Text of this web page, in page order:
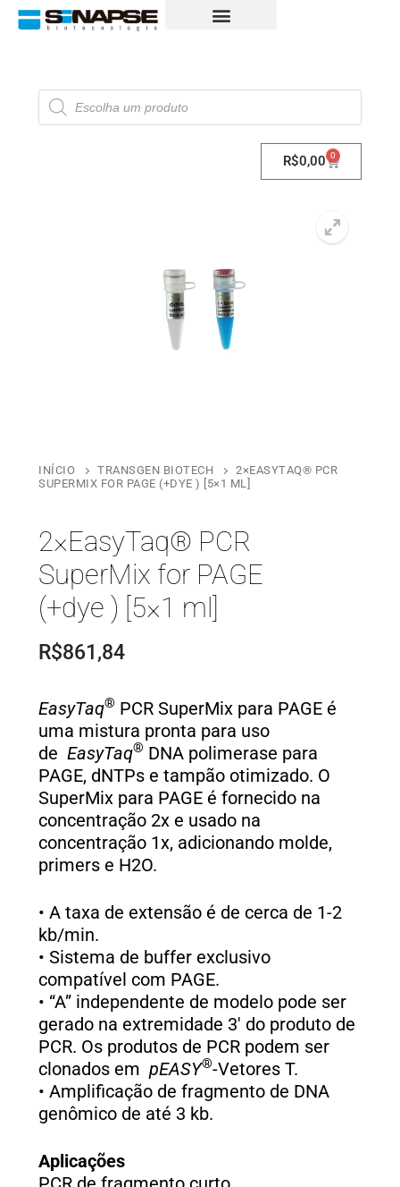
R$0,00 0
INÍCIO TRANSGEN BIOTECH
2×EASYTAQ® PCR
SUPERMIX FOR PAGE (+DYE ) [5×1 ML]
2×EasyTaq® PCR
SuperMix for PAGE
(+dye ) [5×1 ml]
R$861,84
EasyTaq® PCR SuperMix para PAGE é
uma mistura pronta para uso
de EasyTaq® DNA polimerase para
PAGE, dNTPs e tampão otimizado. O
SuperMix para PAGE é fornecido na
concentração 2x e usado na
concentração 1x, adicionando molde,
primers e H2O.
• A taxa de extensão é de cerca de 1-2
kb/min.
• Sistema de buffer exclusivo
compatível com PAGE.
• “A” independente de modelo pode ser
gerado na extremidade 3′ do produto de
PCR. Os produtos de PCR podem ser
clonados em pEASY®-Vetores T.
• Amplificação de fragmento de DNA
genômico de até 3 kb.
Aplicações